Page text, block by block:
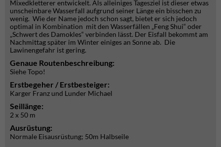
Mixedkletterer entwickelt. Als alleiniges Tagesziel ist dieser etwas
unscheinbare Wasserfall aufgrund seiner Länge ein bisschen zu
wenig. Wie der Name jedoch schon sagt, bietet er sich jedoch
optimal in Kombination mit den Wasserfällen „Feng Shui“ oder
„Schwert des Damokles“ verbinden lässt. Der Eisfall bekommt am
Nachmittag später im Winter einiges an Sonne ab. Die
Lawinengefahr ist gering.
Genaue Routenbeschreibung:
Siehe Topo!
Erstbegeher / Erstbesteiger:
Karger Franz und Lunder Michael
Seillänge:
2 x 50 m
Ausrüstung:
Normale Eisausrüstung; 50m Halbseile